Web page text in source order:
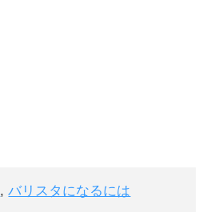
,バリスタになるには